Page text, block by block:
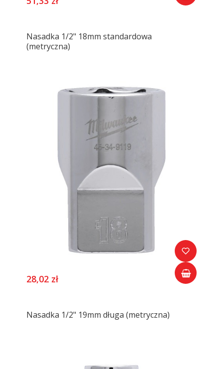
Nasadka 1/2" 18mm standardowa
(metryczna)
28,02 zł
Nasadka 1/2" 19mm długa (metryczna)